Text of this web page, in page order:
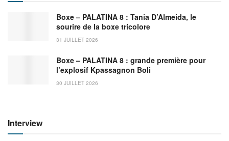
Boxe – PALATINA 8 : Tania D’Almeida, le
sourire de la boxe tricolore
31 JUILLET 2026
Boxe – PALATINA 8 : grande première pour
l’explosif Kpassagnon Boli
30 JUILLET 2026
Interview